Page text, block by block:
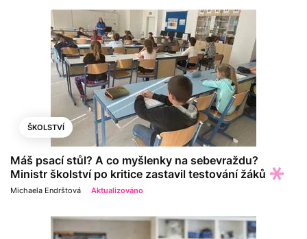
ŠKOLSTVÍ
Máš psací stůl? A co myšlenky na sebevraždu?
Ministr školství po kritice zastavil testování žáků
Michaela Endrštová Aktualizováno